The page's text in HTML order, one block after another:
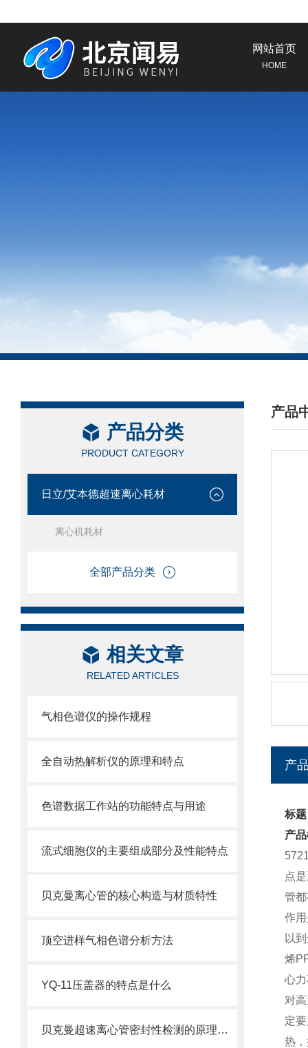
网站首页
HOME
产品分类
PRODUCT CATEGORY
日立/艾本德超速离心耗材
离心机耗材
全部产品分类
相关文章
RELATED ARTICLES
气相色谱仪的操作规程
全自动热解析仪的原理和特点
色谱数据工作站的功能特点与用途
流式细胞仪的主要组成部分及性能特点
贝克曼离心管的核心构造与材质特性
顶空进样气相色谱分析方法
YQ-11压盖器的特点是什么
贝克曼超速离心管密封性检测的原理及方法是什么
产品
/
产
标
产
点
管
作
以
烯
心
对
定
热